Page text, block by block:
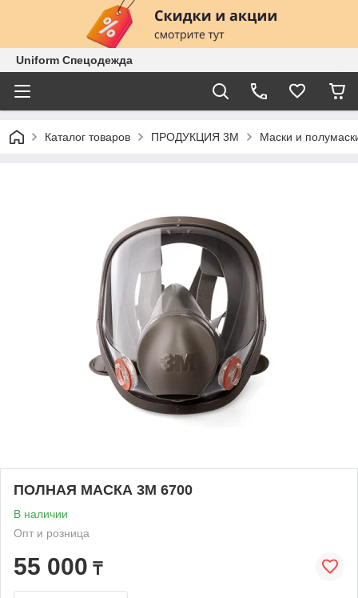
Uniform Спецодежда
Каталог товаров ПРОДУКЦИЯ 3М Маски и
ПОЛНАЯ МАСКА 3М 6700
В наличии
Опт и розница
55 000 ₸